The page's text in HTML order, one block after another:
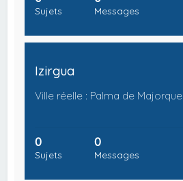
Sujets Messages
Izirgua
Ville réelle : Palma de Majorque
0
Sujets
0
Messages